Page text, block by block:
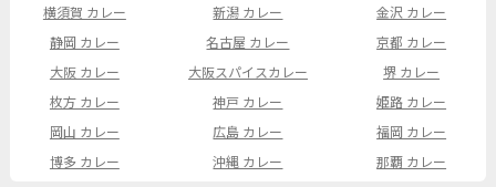
横須賀 カレー
新潟 カレー
金沢 カレー
静岡 カレー
名古屋 カレー
京都 カレー
大阪 カレー
大阪スパイスカレー
堺 カレー
枚方 カレー
神戸 カレー
姫路 カレー
岡山 カレー
広島 カレー
福岡 カレー
博多 カレー
沖縄 カレー 那覇 カレー